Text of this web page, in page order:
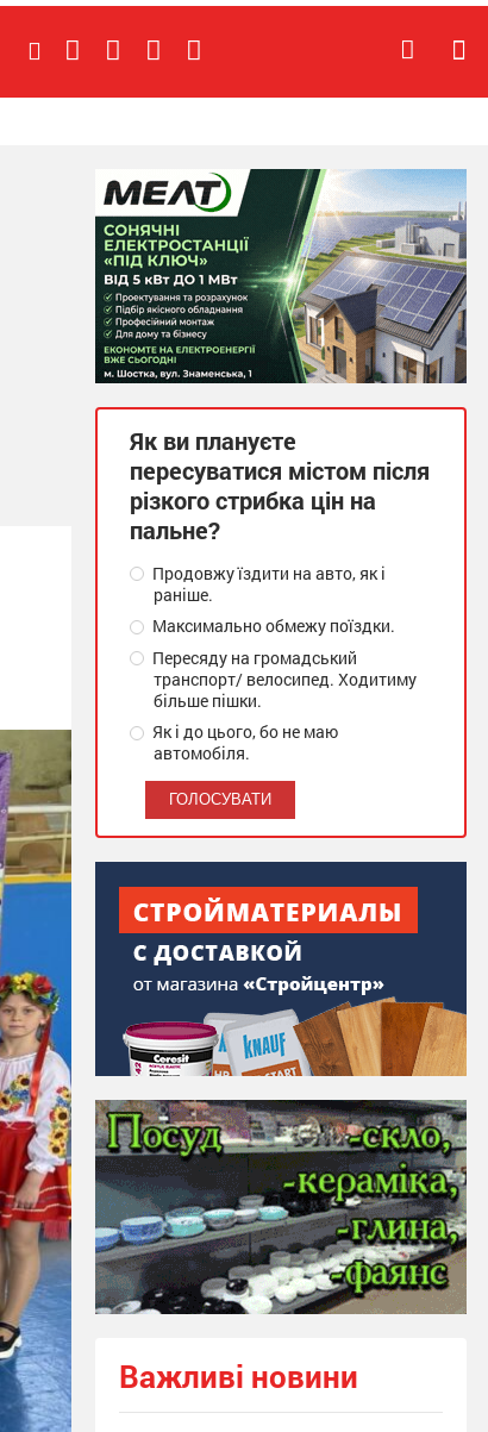
Як ви плануєте
пересуватися містом після
різкого стрибка цін на
пальне?
Продовжу їздити на авто, як і
раніше.
Максимально обмежу поїздки.
Пересяду на громадський
транспорт/ велосипед. Ходитиму
більше пішки.
Як і до цього, бо не маю
автомобіля.
Важливі новини